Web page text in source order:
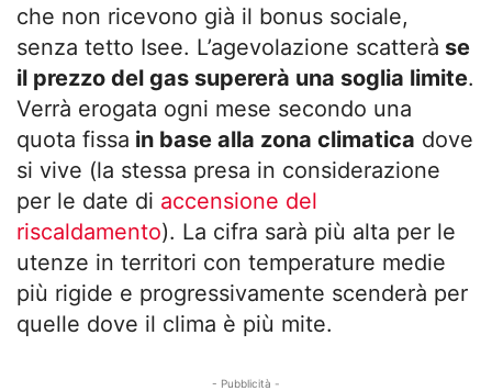
che non ricevono già il bonus sociale,
senza tetto Isee. L’agevolazione scatterà se
il prezzo del gas supererà una soglia limite.
Verrà erogata ogni mese secondo una
quota fissa in base alla zona climatica dove
si vive (la stessa presa in considerazione
per le date di accensione del
riscaldamento). La cifra sarà più alta per le
utenze in territori con temperature medie
più rigide e progressivamente scenderà per
quelle dove il clima è più mite.
- Pubblicità -